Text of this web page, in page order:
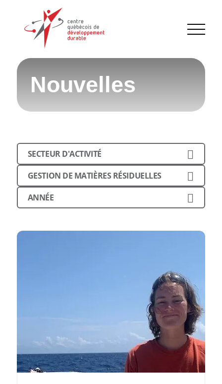
Nouvelles
SECTEUR D'ACTIVITÉ
GESTION DE MATIÈRES RÉSIDUELLES
ANNÉE